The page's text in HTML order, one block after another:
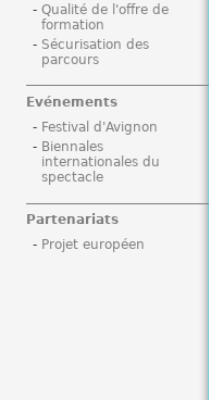
Qualité de l'offre de
formation
Sécurisation des
parcours
Evénements
Festival d'Avignon
Biennales
internationales du
spectacle
Partenariats
Projet européen